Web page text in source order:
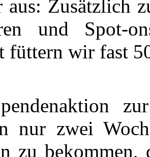
aus: Zusätzlich
und Spot-
füttern wir fast
nur zwei
zu